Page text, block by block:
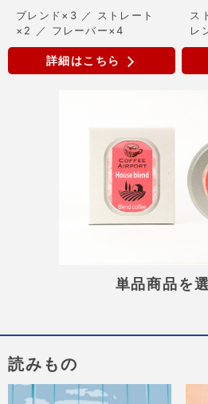
ブレンド×3 ／ ストレート
×2 ／ フレーバー×4
詳細はこちら
ス
レ
単品商品を
読みもの